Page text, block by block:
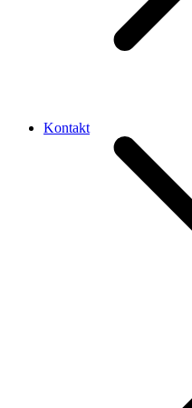
Kontakt